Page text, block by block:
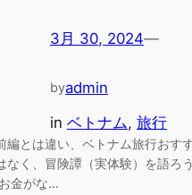
3月 30, 2024—
byadmin
in ベトナム, 旅行
編とは違い、ベトナム旅行おす
なく、冒険譚（実体験）を語ろ
金がな…